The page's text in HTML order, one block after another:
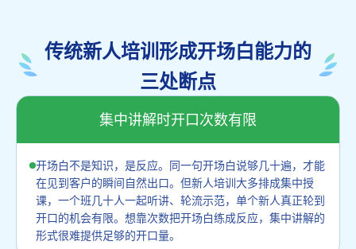
传统新人培训形成开场白能力的
三处断点
集中讲解时开口次数有限
开场白不是知识，是反应。同一句开场白说够几十遍，才能
在见到客户的瞬间自然出口。但新人培训大多排成集中授
课，一个班几十人一起听讲、轮流示范，单个新人真正轮到
开口的机会有限。想靠次数把开场白练成反应，集中讲解的
形式很难提供足够的开口量。